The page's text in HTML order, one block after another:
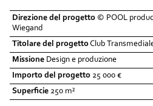
Direzione del progetto © POOL
Wiegand
Titolare del progettoClub
Missione Design e produzione
Importo del progetto 25 000 €
Superficie 250 m²